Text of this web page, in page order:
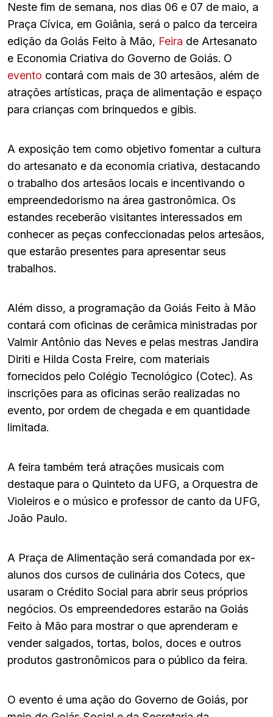
Neste fim de semana, nos dias 06 e 07 de maio, a
Praça Cívica, em Goiânia, será o palco da terceira
edição da Goiás Feito à Mão, Feira de Artesanato
e Economia Criativa do Governo de Goiás. O
evento contará com mais de 30 artesãos, além de
atrações artísticas, praça de alimentação e espaço
para crianças com brinquedos e gibis.
A exposição tem como objetivo fomentar a cultura
do artesanato e da economia criativa, destacando
o trabalho dos artesãos locais e incentivando o
empreendedorismo na área gastronômica. Os
estandes receberão visitantes interessados em
conhecer as peças confeccionadas pelos artesãos,
que estarão presentes para apresentar seus
trabalhos.
Além disso, a programação da Goiás Feito à Mão
contará com oficinas de cerâmica ministradas por
Valmir Antônio das Neves e pelas mestras Jandira
Diriti e Hilda Costa Freire, com materiais
fornecidos pelo Colégio Tecnológico (Cotec). As
inscrições para as oficinas serão realizadas no
evento, por ordem de chegada e em quantidade
limitada.
A feira também terá atrações musicais com
destaque para o Quinteto da UFG, a Orquestra de
Violeiros e o músico e professor de canto da UFG,
João Paulo.
A Praça de Alimentação será comandada por ex-
alunos dos cursos de culinária dos Cotecs, que
usaram o Crédito Social para abrir seus próprios
negócios. Os empreendedores estarão na Goiás
Feito à Mão para mostrar o que aprenderam e
vender salgados, tortas, bolos, doces e outros
produtos gastronômicos para o público da feira.
O evento é uma ação do Governo de Goiás, por